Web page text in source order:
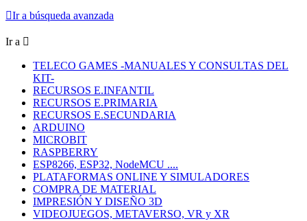
Ir a búsqueda avanzada
Ir a
TELECO GAMES -MANUALES Y CONSULTAS DEL
KIT-
RECURSOS E.INFANTIL
RECURSOS E.PRIMARIA
RECURSOS E.SECUNDARIA
ARDUINO
MICROBIT
RASPBERRY
ESP8266, ESP32, NodeMCU ....
PLATAFORMAS ONLINE Y SIMULADORES
COMPRA DE MATERIAL
IMPRESIÓN Y DISEÑO 3D
VIDEOJUEGOS, METAVERSO, VR y XR